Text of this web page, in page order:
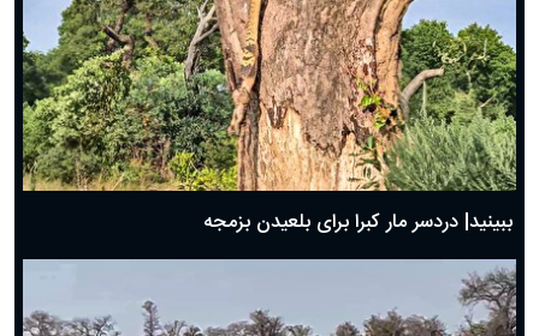
ببینید| دردسر مار کبرا برای بلعیدن بزمجه